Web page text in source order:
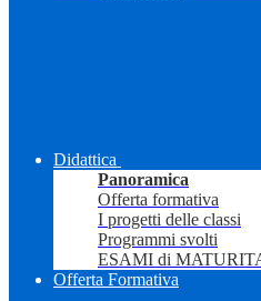
Didattica
Panoramica
Offerta formativa
I progetti delle classi
Programmi svolti
ESAMI di
Offerta Formativa